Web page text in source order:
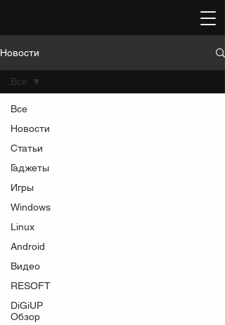
Новости
Все
Новости
Статьи
Гаджеты
Игры
Windows
Linux
Android
Видео
RESOFT
DiGiUP
Обзор
Все